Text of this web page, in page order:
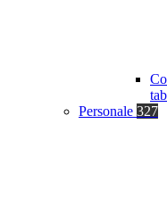
Personale 327